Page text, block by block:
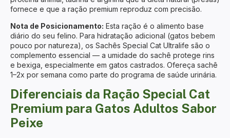
fornece e que a ração premium reproduz com precisão.
Nota de Posicionamento: Esta ração é o alimento base
diário do seu felino. Para hidratação adicional (gatos bebem
pouco por natureza), os Sachês Special Cat Ultralife são o
complemento essencial — a umidade do sachê protege rins
e bexiga, especialmente em gatos castrados. Ofereça sachê
1–2x por semana como parte do programa de saúde urinária.
Diferenciais da Ração Special Cat
Premium para Gatos Adultos Sabor
Peixe